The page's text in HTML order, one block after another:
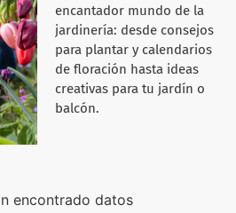
encantador mundo de la
jardinería: desde consejos
para plantar y calendarios
de floración hasta ideas
creativas para tu jardín o
balcón.
encontrado datos